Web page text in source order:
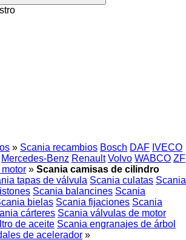
» Scania recambios Bosch DAF IVECO
Mercedes-Benz Renault Volvo WABCO ZF
» Scania camisas de cilindro
tapas de válvula Scania culatas Scania
Scania balancines Scania
bielas Scania fijaciones Scania
cárteres Scania válvulas de motor
de aceite Scania engranajes de árbol
de acelerador »